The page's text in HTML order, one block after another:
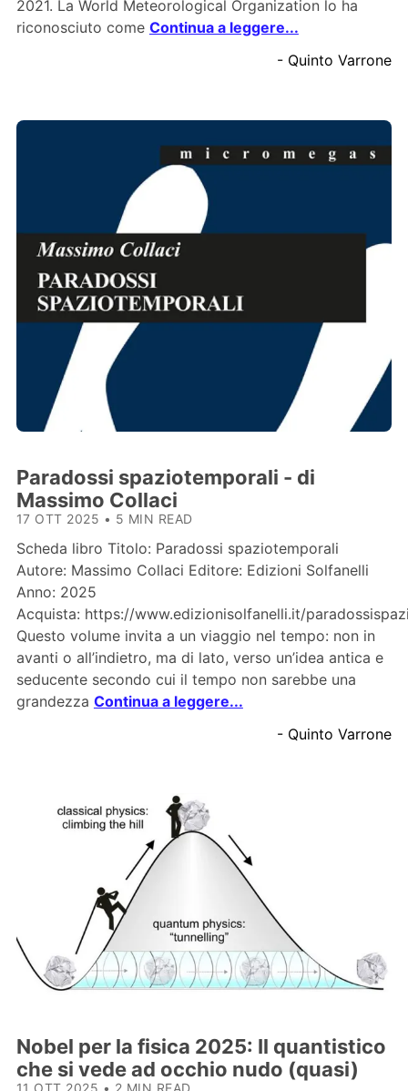
2021. La World Meteorological Organization lo ha
riconosciuto come Continua a leggere...
- Quinto Varrone
Paradossi spaziotemporali - di
Massimo Collaci
17 OTT 2025 • 5 MIN READ
Scheda libro Titolo: Paradossi spaziotemporali
Autore: Massimo Collaci Editore: Edizioni Solfanelli
Anno: 2025
Acquista: https://www.edizionisolfanelli.it/
Questo volume invita a un viaggio nel tempo: non in
avanti o all’indietro, ma di lato, verso un’idea antica e
seducente secondo cui il tempo non sarebbe una
grandezza Continua a leggere...
- Quinto Varrone
Nobel per la fisica 2025: Il quantistico
che si vede ad occhio nudo (quasi)
11 OTT 2025 • 2 MIN READ